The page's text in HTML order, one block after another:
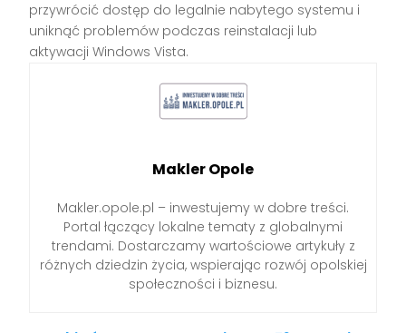
przywrócić dostęp do legalnie nabytego systemu i
uniknąć problemów podczas reinstalacji lub
aktywacji Windows Vista.
Makler Opole
Makler.opole.pl – inwestujemy w dobre treści.
Portal łączący lokalne tematy z globalnymi
trendami. Dostarczamy wartościowe artykuły z
różnych dziedzin życia, wspierając rozwój opolskiej
społeczności i biznesu.